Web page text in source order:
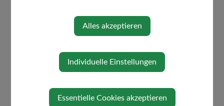
⇐ zurück
Alles akzeptieren
Individuelle Einstellungen
Essentielle Cookies akzeptieren